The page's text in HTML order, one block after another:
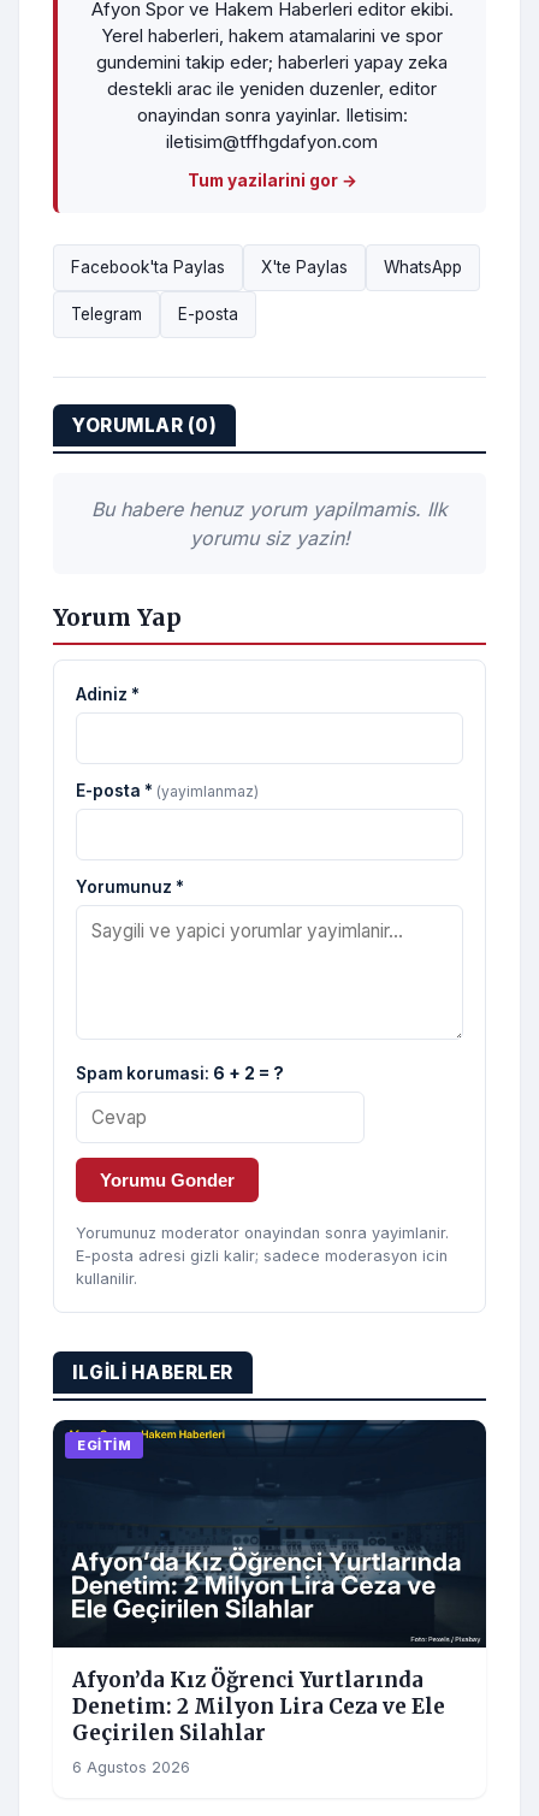
Afyon Spor ve Hakem Haberleri editor ekibi.
Yerel haberleri, hakem atamalarini ve spor
gundemini takip eder; haberleri yapay zeka
destekli arac ile yeniden duzenler, editor
onayindan sonra yayinlar. Iletisim:
iletisim@tffhgdafyon.com
Tum yazilarini gor →
Facebook'ta Paylas X'te Paylas WhatsApp
Telegram E-posta
YORUMLAR (0)
Bu habere henuz yorum yapilmamis. Ilk
yorumu siz yazin!
Yorum Yap
Adiniz *
E-posta * (yayimlanmaz)
Yorumunuz *
Spam korumasi: 6 + 2 = ?
Yorumu Gonder
Yorumunuz moderator onayindan sonra yayimlanir.
E-posta adresi gizli kalir; sadece moderasyon icin
kullanilir.
ILGILI HABERLER
EGITIM
Afyon’da Kız Öğrenci Yurtlarında
Denetim: 2 Milyon Lira Ceza ve Ele
Geçirilen Silahlar
6 Agustos 2026